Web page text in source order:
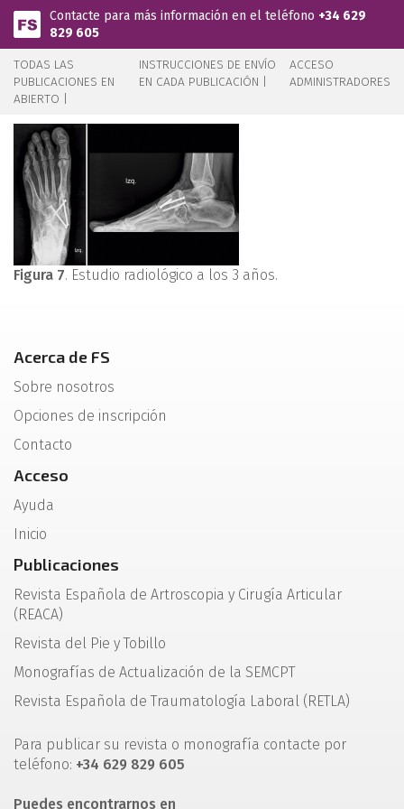
Pasar al contenido principal
Contacte para más información en el teléfono +34 629
829 605
TODAS LAS
PUBLICACIONES EN
ABIERTO |
INSTRUCCIONES DE ENVÍO
EN CADA PUBLICACIÓN |
ACCESO
ADMINISTRADORES
Figura 7. Estudio radiológico a los 3 años.
Acerca de FS
Sobre nosotros
Opciones de inscripción
Contacto
Acceso
Ayuda
Inicio
Publicaciones
Revista Española de Artroscopia y Cirugía Articular
(REACA)
Revista del Pie y Tobillo
Monografías de Actualización de la SEMCPT
Revista Española de Traumatología Laboral (RETLA)
Para publicar su revista o monografía contacte por
teléfono: +34 629 829 605
Puedes encontrarnos en